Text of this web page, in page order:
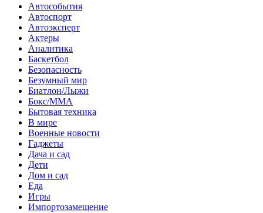
Автособытия
Автоспорт
Автоэксперт
Актеры
Аналитика
Баскетбол
Безопасность
Безумный мир
Биатлон/Лыжи
Бокс/MMA
Бытовая техника
В мире
Военные новости
Гаджеты
Дача и сад
Дети
Дом и сад
Еда
Игры
Импортозамещение